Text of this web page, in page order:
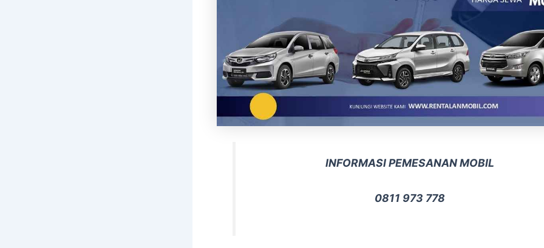
INFORMASI PEMESANAN MOBIL
0811 973 778